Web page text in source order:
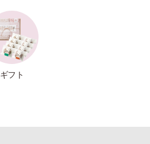
ギフト